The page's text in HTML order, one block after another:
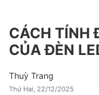
CÁCH TÍNH
CỦA ĐÈN
Thuỳ Trang
Thứ Hai, 22/12/2025